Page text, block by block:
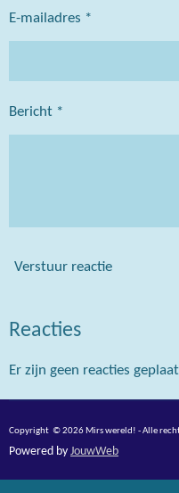
E-mailadres *
Bericht *
Verstuur reactie
Reacties
Er zijn geen reacties
Copyright © 2026 Mirs wereld! - Alle
Powered by JouwWeb